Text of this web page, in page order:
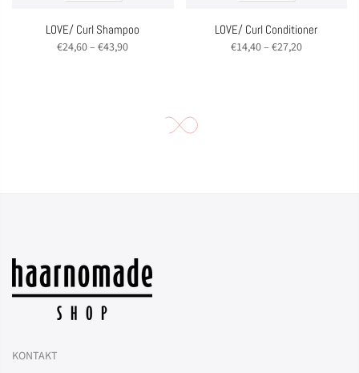
LOVE/ Curl Shampoo
€24,60 – €43,90
LOVE/ Curl Conditioner
€14,40 – €27,20
KONTAKT